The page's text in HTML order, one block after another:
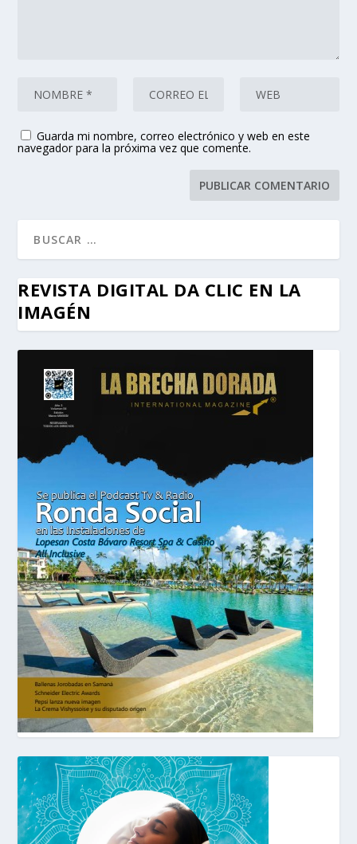
Guarda mi nombre, correo electrónico y web en este
navegador para la próxima vez que comente.
REVISTA DIGITAL DA CLIC EN LA
IMAGÉN